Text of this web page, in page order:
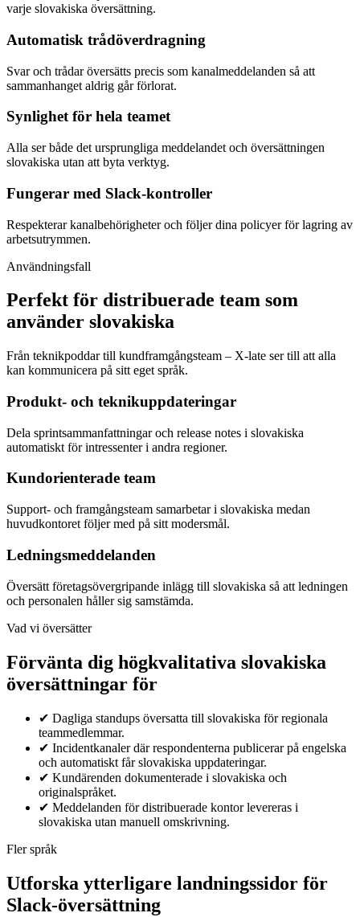
varje slovakiska översättning.
Automatisk trådöverdragning
Svar och trådar översätts precis som kanalmeddelanden så att
sammanhanget aldrig går förlorat.
Synlighet för hela teamet
Alla ser både det ursprungliga meddelandet och översättningen
slovakiska utan att byta verktyg.
Fungerar med Slack-kontroller
Respekterar kanalbehörigheter och följer dina policyer för lagring av
arbetsutrymmen.
Användningsfall
Perfekt för distribuerade team som
använder slovakiska
Från teknikpoddar till kundframgångsteam – X-late ser till att alla
kan kommunicera på sitt eget språk.
Produkt- och teknikuppdateringar
Dela sprintsammanfattningar och release notes i slovakiska
automatiskt för intressenter i andra regioner.
Kundorienterade team
Support- och framgångsteam samarbetar i slovakiska medan
huvudkontoret följer med på sitt modersmål.
Ledningsmeddelanden
Översätt företagsövergripande inlägg till slovakiska så att ledningen
och personalen håller sig samstämda.
Vad vi översätter
Förvänta dig högkvalitativa slovakiska
översättningar för
✔ Dagliga standups översatta till slovakiska för regionala
teammedlemmar.
✔ Incidentkanaler där respondenterna publicerar på engelska
och automatiskt får slovakiska uppdateringar.
✔ Kundärenden dokumenterade i slovakiska och
originalspråket.
✔ Meddelanden för distribuerade kontor levereras i
slovakiska utan manuell omskrivning.
Fler språk
Utforska ytterligare landningssidor för
Slack-översättning